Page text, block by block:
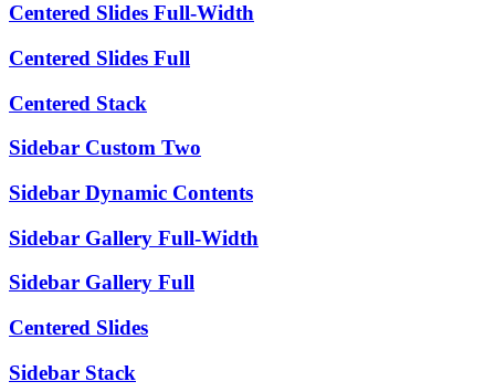
Centered Slides Full-Width
Centered Slides Full
Centered Stack
Sidebar Custom Two
Sidebar Dynamic Contents
Sidebar Gallery Full-Width
Sidebar Gallery Full
Centered Slides
Sidebar Stack